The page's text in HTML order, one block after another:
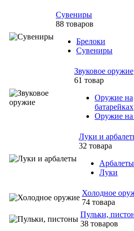
Сувениры
88 товаров
Брелоки
Сувениры
Звуковое оружие
61 товар
Оружие на
батарейках
Оружие на
Луки и
32 товара
Арбалеты
Луки
Холодное
74 товара
Пульки,
38 товаров